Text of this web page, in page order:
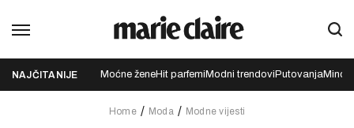
NAJČITANIJE Moćne ženeHit parfemi Modni trendovi Putovanja
Home Moda Modne vijesti